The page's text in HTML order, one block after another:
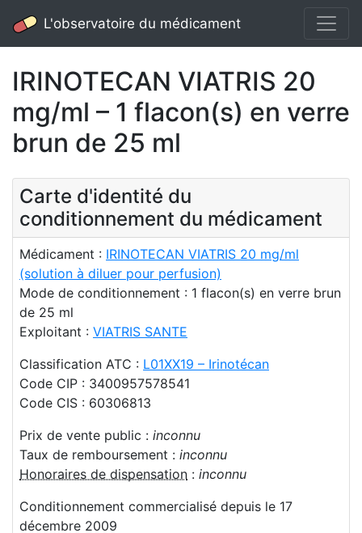
L'observatoire du médicament
IRINOTECAN VIATRIS 20
mg/ml – 1 flacon(s) en verre
brun de 25 ml
Carte d'identité du
conditionnement du médicament
Médicament : IRINOTECAN VIATRIS 20 mg/ml
(solution à diluer pour perfusion)
Mode de conditionnement : 1 flacon(s) en verre brun
de 25 ml
Exploitant : VIATRIS SANTE
Classification ATC : L01XX19 – Irinotécan
Code CIP : 3400957578541
Code CIS : 60306813
Prix de vente public : inconnu
Taux de remboursement : inconnu
Honoraires de dispensation : inconnu
Conditionnement commercialisé depuis le 17
décembre 2009